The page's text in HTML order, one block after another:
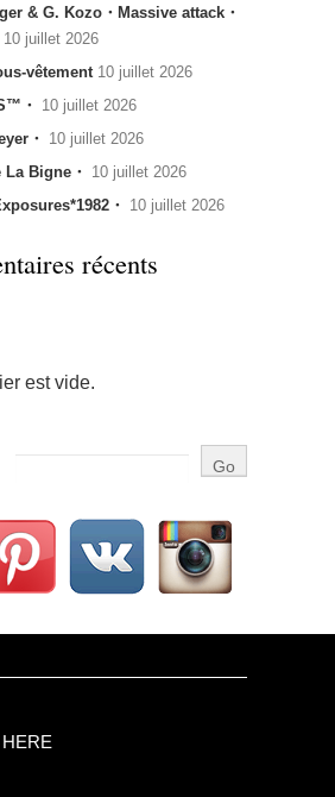
& G. Kozo・Massive attack・
10 juillet 2026
vêtement 10 juillet 2026
・ 10 juillet 2026
・ 10 juillet 2026
La Bigne・ 10 juillet 2026
・ 10 juillet 2026
récents
est vide.